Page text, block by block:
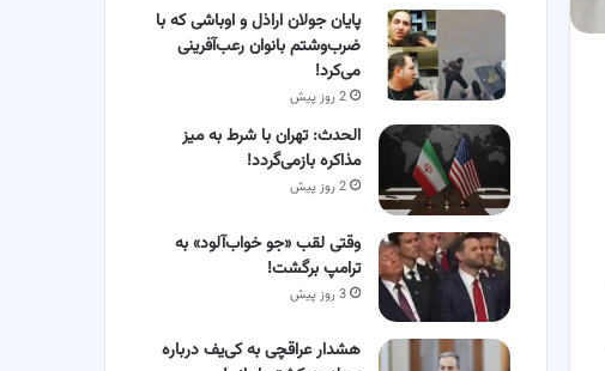
پایان جولان اراذل و اوباشی که با
ضرب‌وشتم بانوان رعب‌آفرینی
می‌کرد!
2 روز پیش
الحدث: تهران با شرط به میز
مذاکره بازمی‌گردد!
2 روز پیش
وقتی لقب «جو خواب‌آلود» به
ترامپ برگشت!
3 روز پیش
هشدار عراقچی به کی‌یف درباره